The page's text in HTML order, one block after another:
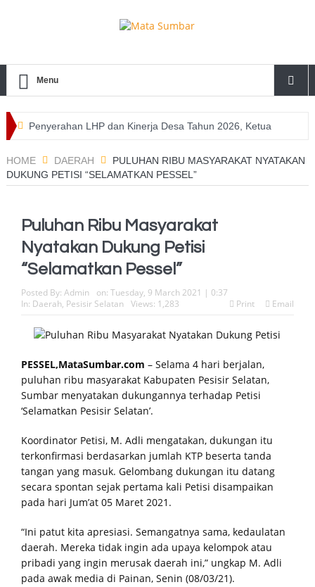
Menu
Penyerahan LHP dan Kinerja Desa Tahun 2026, Ketua
Inspektorat Mentawai Serahkan LHP dan Kinerja Desa
30 Pelajar Ikuti Diklat Calon Paskibraka Tahun 2026, Bupati
Rinto : Ini Amanah Sebagai Generasi Emas Bangsa
Perkuat Kapasitas, Kickboxing Mentawai Ikuti Penataran
Pelatih dan Wasit Juri
Tekan Tawuran dan Narkoba, PEKAT IB Padang Pariaman
Tangguh
Kunjungi Sekolah, Kadisdikbud Mentawai Dorong SDN 22
Tuapejat Untuk Terus Berinovasi dan Berprestasi
Bupati Rinto Lepas Dua Pelajar Pasukan Paskibraka
Tingkat Provinsi Sumbar
Perkuat Kelembagaan, Bawaslu Mentawai Teken MOU
HOME DAERAH
PULUHAN RIBU MASYARAKAT NYATAKAN
DUKUNG PETISI “SELAMATKAN PESSEL”
Puluhan Ribu Masyarakat
Nyatakan Dukung Petisi
“Selamatkan Pessel”
Posted By: Admin on: Tuesday, 9 March 2021 | 0:37
In: Daerah, Pesisir Selatan Views: 1,283 Print Email
PESSEL,MataSumbar.com – Selama 4 hari berjalan,
puluhan ribu masyarakat Kabupaten Pesisir Selatan,
Sumbar menyatakan dukungannya terhadap Petisi
‘Selamatkan Pesisir Selatan’.
Koordinator Petisi, M. Adli mengatakan, dukungan itu
terkonfirmasi berdasarkan jumlah KTP beserta tanda
tangan yang masuk. Gelombang dukungan itu datang
secara spontan sejak pertama kali Petisi disampaikan
pada hari Jum’at 05 Maret 2021.
“Ini patut kita apresiasi. Semangatnya sama, kedaulatan
daerah. Mereka tidak ingin ada upaya kelompok atau
pribadi yang ingin merusak daerah ini,” ungkap M. Adli
pada awak media di Painan, Senin (08/03/21).